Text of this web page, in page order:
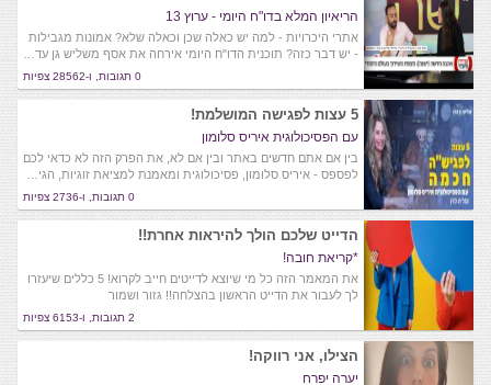
הריאיון המלא בדו"ח היומי - ערוץ 13
אתרי היכרויות - למה יש כאלה שכן וכאלה שלא? אמונות מגבילות
- יש דבר כזה? תוכנית הדו"ח היומי אירחה את אסף משליש גן עד…
0 תגובות, ו-28562 צפיות
5 עצות לפגישה המושלמת!
עם הפסיכולוגית איריס סלומון
בין אם אתם חדשים באתר ובין אם לא, את הפרק הזה לא כדאי לכם
לפספס - איריס סלומון, פסיכולוגית ומאמנת למציאת זוגיות, הגי…
0 תגובות, ו-2736 צפיות
הדייט שלכם הולך להיראות אחרת!!
*קריאת חובה!
את המאמר הזה כל מי שיוצא לדייטים חייב לקרוא! 5 כללים שיעזרו
לך לעבור את הדייט הראשון בהצלחה!! גזור ושמור
2 תגובות, ו-6153 צפיות
הצילו, אני רווקה!
יערה יפרח